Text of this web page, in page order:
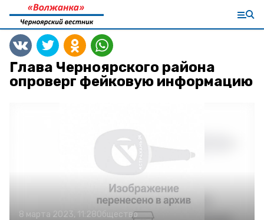
Глава Черноярского района
опроверг фейковую информацию
8 марта 2023, 11:28Общество